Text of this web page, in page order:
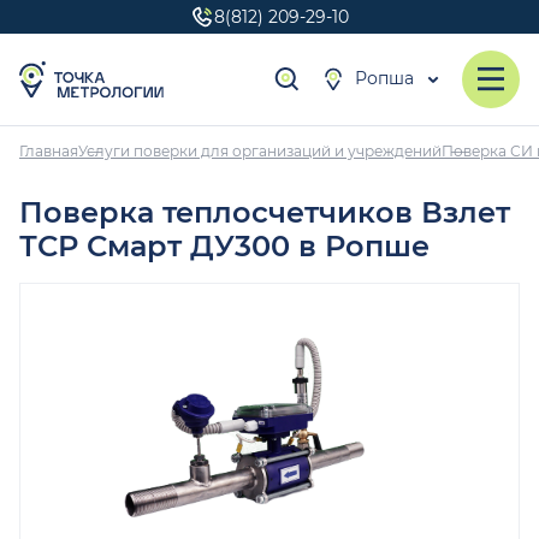
8(812) 209-29-10
Ропша
ГлавнаяУслуги поверки для организаций и учрежденийПоверка СИ
Поверка теплосчетчиков Взлет
ТСР Смарт ДУ300 в Ропше